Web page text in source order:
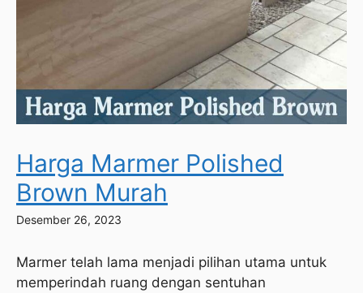
Harga Marmer Polished
Brown Murah
Desember 26, 2023
Marmer telah lama menjadi pilihan utama untuk
memperindah ruang dengan sentuhan